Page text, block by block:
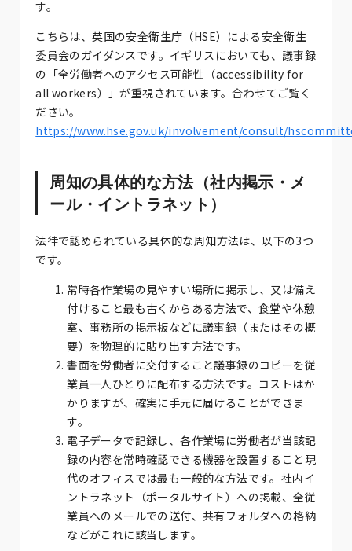
す。
こちらは、英国の安全衛生庁（HSE）による安全衛生
委員会のガイダンスです。イギリスにおいても、議事録
の「全労働者へのアクセス可能性（accessibility for
all workers）」が重視されています。合わせてご覧く
ださい。
https://www.hse.gov.uk/involvement/consult/
周知の具体的な方法（社内掲示・メ
ール・イントラネット）
法律で認められている具体的な周知方法は、以下の3つ
です。
常時各作業場の見やすい場所に掲示し、又は備え
付けること最も古くからある方法で、食堂や休憩
室、事務所の掲示板などに議事録（またはその概
要）を物理的に貼り出す方法です。
書面を労働者に交付すること議事録のコピーを従
業員一人ひとりに配布する方法です。コストはか
かりますが、確実に手元に届けることができま
す。
電子データで記録し、各作業場に労働者が当該記
録の内容を常時確認できる機器を設置すること現
代のオフィスでは最も一般的な方法です。社内イ
ントラネット（ポータルサイト）への掲載、全従
業員へのメールでの送付、共有フォルダへの格納
などがこれに該当します。